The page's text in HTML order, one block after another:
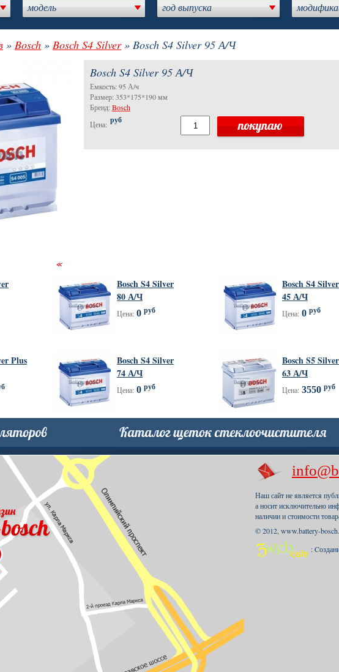
модель год выпуска
» Bosch » Bosch S4 Silver» Bosch S4 Silver 95 А/Ч
Bosch S4 Silver 95 А/Ч
Емкость: 95 А/ч
Размер: 353*175*190 мм
Бренд: Bosch
Цена: руб
Bosch S4 Silver
80 А/Ч
Цена: 0 руб
Bosch S4 Silver
45 А/Ч
Цена: 0 руб
Plus
Bosch S4 Silver
74 А/Ч
Цена: 0 руб
Bosch S5
63 А/Ч
Цена: 3550 руб
Наш сайт не является
а носит исключительно
наличии и стоимости
© 2012, www.battery-
: